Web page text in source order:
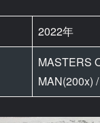
2022年
MASTERS
MAN(200x)